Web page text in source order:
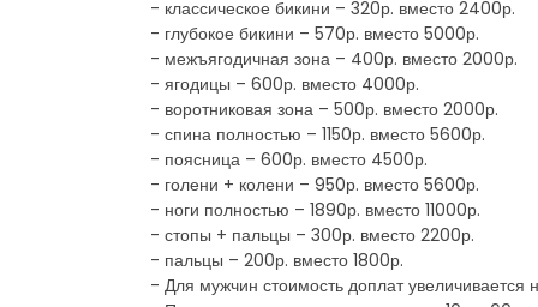
- классическое бикини – 320р. вместо 2400р.
- глубокое бикини – 570р. вместо 5000р.
- межъягодичная зона – 400р. вместо 2000р.
- ягодицы – 600р. вместо 4000р.
- воротниковая зона – 500р. вместо 2000р.
- спина полностью – 1150р. вместо 5600р.
- поясница – 600р. вместо 4500р.
- голени + колени – 950р. вместо 5600р.
- ноги полностью – 1890р. вместо 11000р.
- стопы + пальцы – 300р. вместо 2200р.
- пальцы – 200р. вместо 1800р.
- Для мужчин стоимость доплат увеличивается